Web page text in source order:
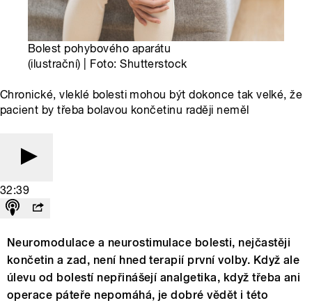
Bolest pohybového aparátu
(ilustrační) | Foto: Shutterstock
Chronické, vleklé bolesti mohou být dokonce tak velké, že
pacient by třeba bolavou končetinu raději neměl
32:39
Neuromodulace a neurostimulace bolesti, nejčastěji
končetin a zad, není hned terapií první volby. Když ale
úlevu od bolestí nepřinášejí analgetika, když třeba ani
operace páteře nepomáhá, je dobré vědět i této